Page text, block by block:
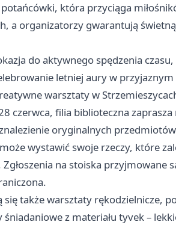
która przyciąga
a organizatorzy gwarantują
do aktywnego spędzenia
letniej aury w
warsztaty w
czerwca, filia biblioteczna
znalezienie oryginalnych
wystawić swoje rzeczy, które
na stoiska
także warsztaty rękodzielnicze,
z materiału tyvek –